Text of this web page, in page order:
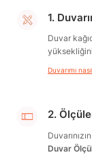
1.
Duvar
Duvarımı
2.
Duvar